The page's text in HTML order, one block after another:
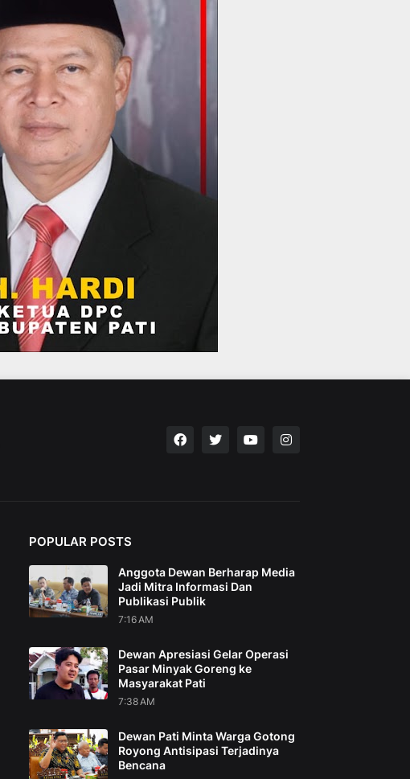
POPULAR POSTS
Anggota Dewan Berharap Media
Jadi Mitra Informasi Dan
Publikasi Publik
7:16 AM
Dewan Apresiasi Gelar Operasi
Pasar Minyak Goreng ke
Masyarakat Pati
7:38 AM
Dewan Pati Minta Warga Gotong
Royong Antisipasi Terjadinya
Bencana